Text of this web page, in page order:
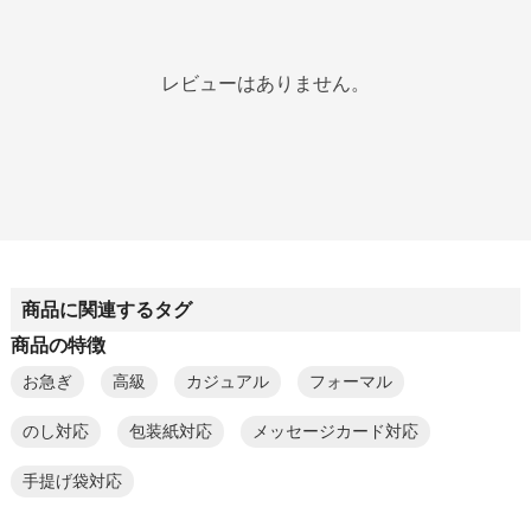
レビューはありません。
商品に関連するタグ
商品の特徴
お急ぎ 高級 カジュアル フォーマル
のし対応 包装紙対応 メッセージカード対応
手提げ袋対応